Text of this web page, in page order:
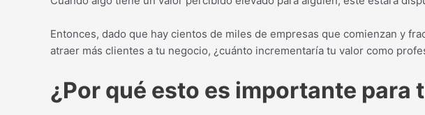
Entonces, dado que hay cientos de miles de empresas que comienzan y
atraer más clientes a tu negocio, ¿cuánto incrementaría tu valor como
¿Por qué esto es importante para